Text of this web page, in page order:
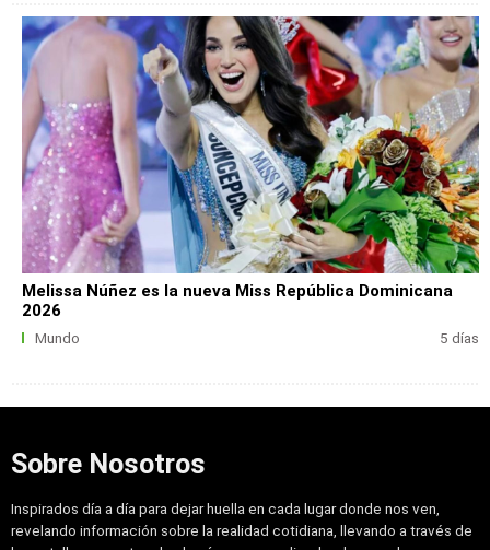
Melissa Núñez es la nueva Miss República Dominicana
2026
Mundo 5 días
Sobre Nosotros
Inspirados día a día para dejar huella en cada lugar donde nos ven,
revelando información sobre la realidad cotidiana, llevando a través de